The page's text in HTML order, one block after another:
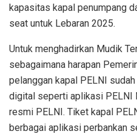
kapasitas kapal penumpang
seat untuk Lebaran 2025.
Untuk menghadirkan Mudik
sebagaimana harapan
pelanggan kapal PELNI
digital seperti aplikasi PELNI
resmi PELNI. Tiket kapal
berbagai aplikasi perbankan